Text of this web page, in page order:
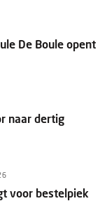
De Boule opent
naar dertig
voor bestelpiek